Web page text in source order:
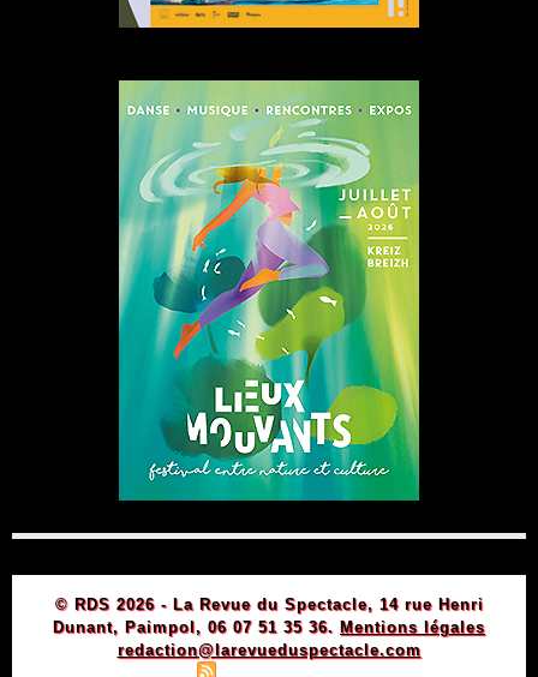
© RDS 2026 - La Revue du Spectacle, 14 rue Henri
Dunant, Paimpol, 06 07 51 35 36. Mentions légales
redaction@larevueduspectacle.com